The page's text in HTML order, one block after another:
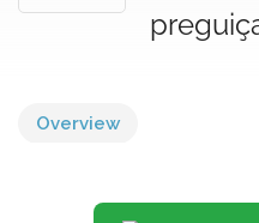
Overview